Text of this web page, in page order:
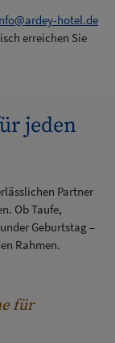
hotel.de
erreichen Sie
jeden
Partner
Ob Taufe,
Geburtstag –
Rahmen.
für